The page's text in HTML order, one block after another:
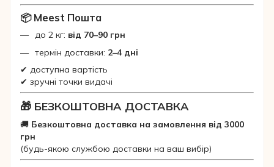
📦 Meest Пошта
до 2 кг: від 70–90 грн
термін доставки: 2–4 дні
✔ доступна вартість
✔ зручні точки видачі
🎁 БЕЗКОШТОВНА ДОСТАВКА
🚚 Безкоштовна доставка на замовлення від 3000
грн
(будь-якою службою доставки на ваш вибір)